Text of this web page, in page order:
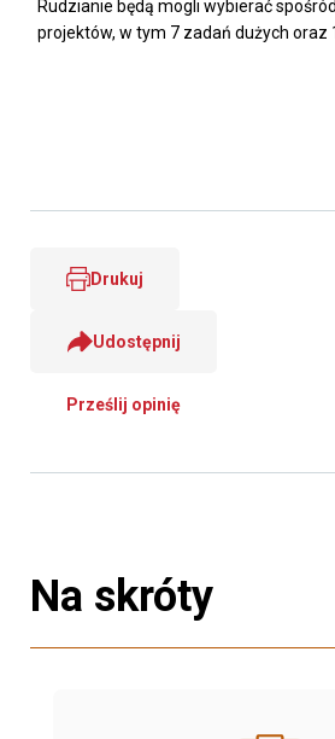
Rudzianie będą mogli wybierać
projektów, w tym 7 zadań dużych oraz
Drukuj
Udostępnij
Prześlij opinię
Na skróty